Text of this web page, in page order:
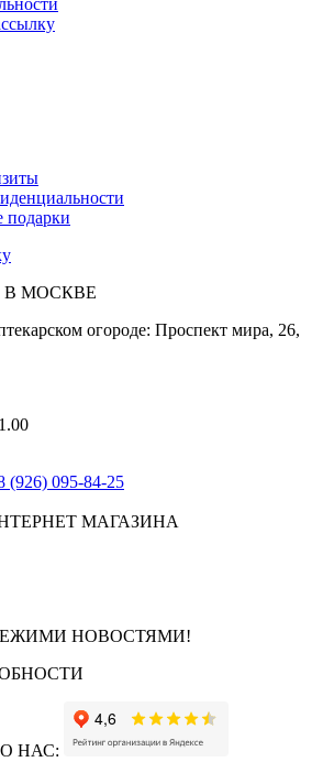
подарки
В МОСКВЕ
огороде: Проспект мира, 26,
(926) 095-84-25
МАГАЗИНА
НОВОСТЯМИ!
НАС: